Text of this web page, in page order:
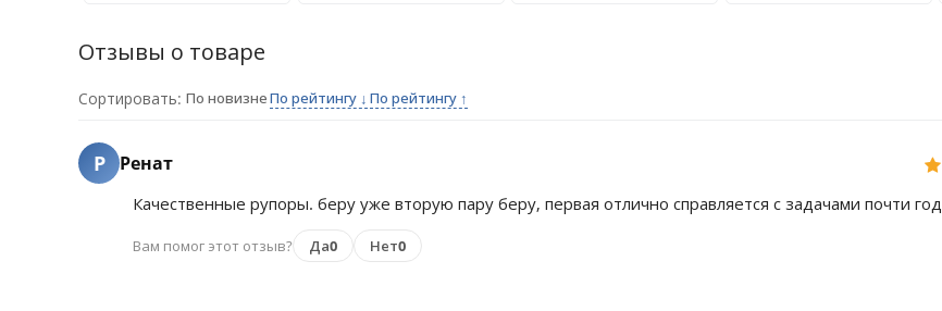
Отзывы о товаре
Сортировать: По новизнеПо рейтингу ↓ По рейтингу ↑
Р Ренат
Качественные рупоры. беру уже вторую пару беру, первая отлично справляется с задачами почти год
Вам помог этот отзыв? Да0 Нет0